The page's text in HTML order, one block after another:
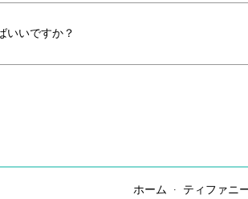
いいですか？
ホーム ティファニ